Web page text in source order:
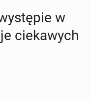
w
cie­ka­wych